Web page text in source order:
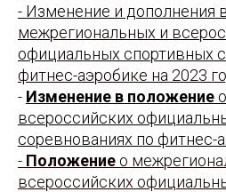
- Изменение и дополнения
межрегиональных и
официальных спортивных
фитнес-аэробике на 2023
- Изменение в положение
всероссийских
соревнованиях по фитнес-
- Положение о
всероссийских